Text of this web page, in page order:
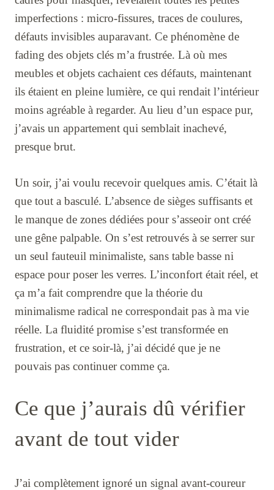
imperfections : micro-fissures, traces de coulures,
défauts invisibles auparavant. Ce phénomène de
fading des objets clés m’a frustrée. Là où mes
meubles et objets cachaient ces défauts, maintenant
ils étaient en pleine lumière, ce qui rendait l’intérieur
moins agréable à regarder. Au lieu d’un espace pur,
j’avais un appartement qui semblait inachevé,
presque brut.
Un soir, j’ai voulu recevoir quelques amis. C’était là
que tout a basculé. L’absence de sièges suffisants et
le manque de zones dédiées pour s’asseoir ont créé
une gêne palpable. On s’est retrouvés à se serrer sur
un seul fauteuil minimaliste, sans table basse ni
espace pour poser les verres. L’inconfort était réel, et
ça m’a fait comprendre que la théorie du
minimalisme radical ne correspondait pas à ma vie
réelle. La fluidité promise s’est transformée en
frustration, et ce soir-là, j’ai décidé que je ne
pouvais pas continuer comme ça.
Ce que j’aurais dû vérifier
avant de tout vider
J’ai complètement ignoré un signal avant-coureur